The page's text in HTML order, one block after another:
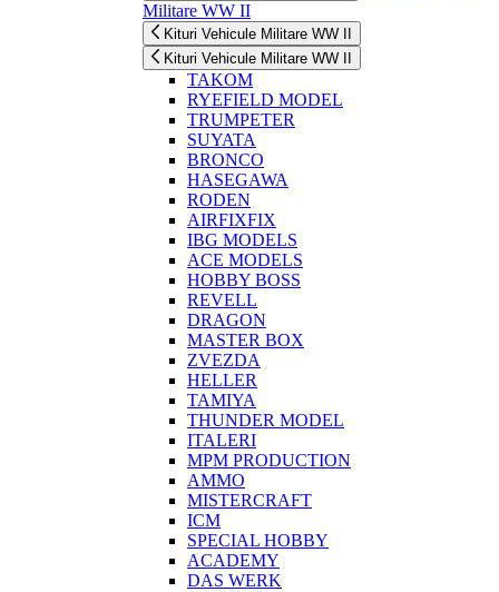
Militare WW II
Kituri Vehicule Militare WW II
Kituri Vehicule Militare WW II
TAKOM
RYEFIELD MODEL
TRUMPETER
SUYATA
BRONCO
HASEGAWA
RODEN
AIRFIXFIX
IBG MODELS
ACE MODELS
HOBBY BOSS
REVELL
DRAGON
MASTER BOX
ZVEZDA
HELLER
TAMIYA
THUNDER MODEL
ITALERI
MPM PRODUCTION
AMMO
MISTERCRAFT
ICM
SPECIAL HOBBY
ACADEMY
DAS WERK